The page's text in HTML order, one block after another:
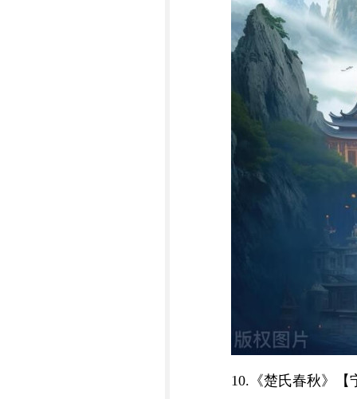
10.《楚氏春秋》【